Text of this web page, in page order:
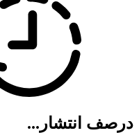
انتشار...